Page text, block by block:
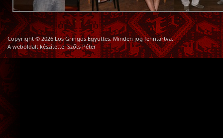
Copyright © 2026 Los Gringos Együttes. Minden jog fenntartva.
A weboldalt készítette:Szőts Péter